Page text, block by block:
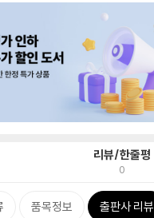
리뷰/한줄평
0
품목정보 출판사 리뷰